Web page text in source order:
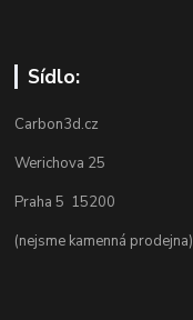
Sídlo:
Carbon3d.cz
Werichova 25
Praha 5 15200
(nejsme kamenná prodejna)